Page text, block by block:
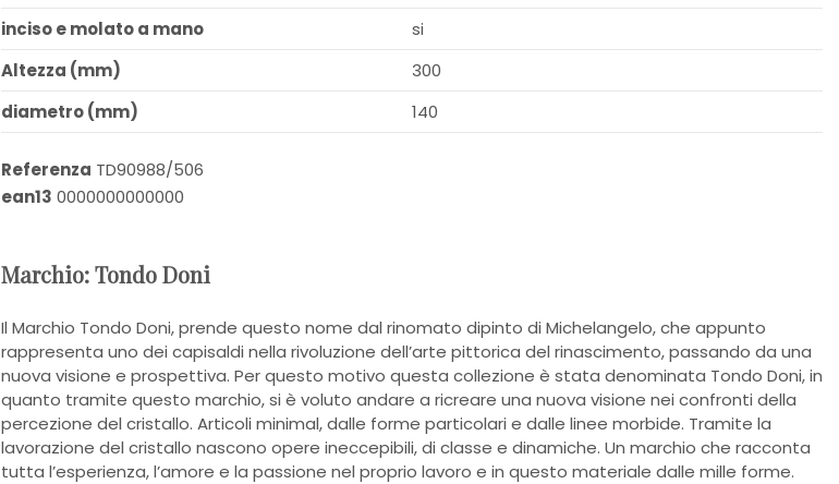
inciso e molato a mano
si
Altezza (mm)
300
diametro (mm)
140
Referenza TD90988/506
ean13 0000000000000
Marchio: Tondo Doni
Il Marchio Tondo Doni, prende questo nome dal rinomato dipinto di Michelangelo, che appunto
rappresenta uno dei capisaldi nella rivoluzione dell’arte pittorica del rinascimento, passando da una
nuova visione e prospettiva. Per questo motivo questa collezione è stata denominata Tondo Doni, in
quanto tramite questo marchio, si è voluto andare a ricreare una nuova visione nei confronti della
percezione del cristallo. Articoli minimal, dalle forme particolari e dalle linee morbide. Tramite la
lavorazione del cristallo nascono opere ineccepibili, di classe e dinamiche. Un marchio che racconta
tutta l’esperienza, l’amore e la passione nel proprio lavoro e in questo materiale dalle mille forme.